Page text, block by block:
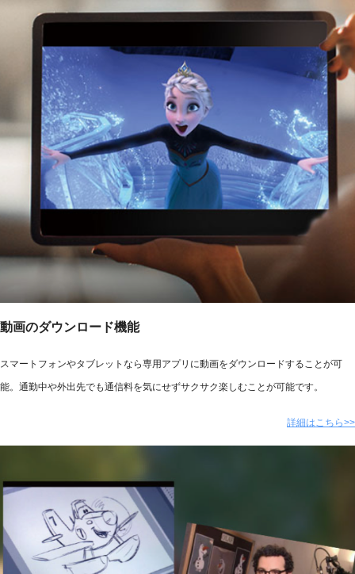
動画のダウンロード機能
スマートフォンやタブレットなら専用アプリに動画をダウンロードすることが可
能。通勤中や外出先でも通信料を気にせずサクサク楽しむことが可能です。
詳細はこちら>>